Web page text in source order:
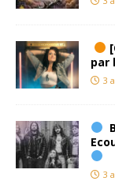
par
3
3